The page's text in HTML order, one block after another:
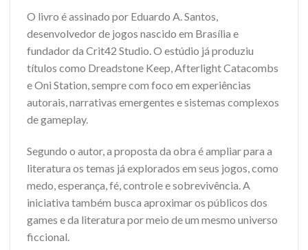
O livro é assinado por Eduardo A. Santos,
desenvolvedor de jogos nascido em Brasília e
fundador da Crit42 Studio. O estúdio já produziu
títulos como Dreadstone Keep, Afterlight Catacombs
e Oni Station, sempre com foco em experiências
autorais, narrativas emergentes e sistemas complexos
de gameplay.
Segundo o autor, a proposta da obra é ampliar para a
literatura os temas já explorados em seus jogos, como
medo, esperança, fé, controle e sobrevivência. A
iniciativa também busca aproximar os públicos dos
games e da literatura por meio de um mesmo universo
ficcional.